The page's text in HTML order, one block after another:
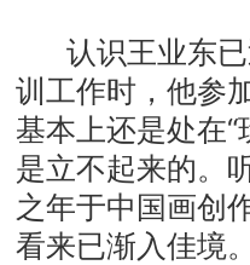
认识王业东
训工作时，他参
基本上还是处在“
是立不起来的。
之年于中国画创
看来已渐入佳境。